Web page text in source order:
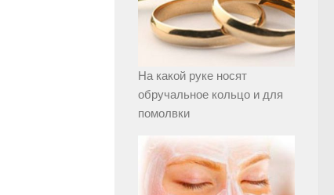
На какой руке носят
обручальное кольцо и для
помолвки